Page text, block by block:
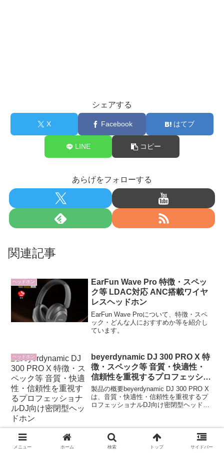
シェアする
X Facebook はてブ
LINE コピー
あらげをフォローする
関連記事
ヘッドホン
EarFun Wave Pro 特徴・スペッ
ク等 LDAC対応 ANC搭載ワイヤ
レスヘッドホン
EarFun Wave Proについて、特徴・スペ
ック・どんな人におすすめか等を紹介し
ています。
ヘッドホン
beyerdynamic DJ 300 PRO X 特
徴・スペック等 音質・快適性・
信頼性を重視するプロフェッショ
ナルDJ向け密閉型ヘッドホン
製品の概要beyerdynamic DJ 300 PRO X
は、音質・快適性・信頼性を重視するプ
ロフェッショナルDJ向け密閉型ヘッドホ
ンパクトのあるサウンドを提供します...
ゲーミングヘッドホン
SONY(ソニー) INZONE H3 ブラ
メニュー ホーム 検索 トップ サイドバー